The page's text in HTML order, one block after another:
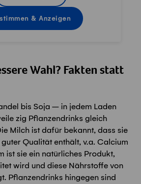
& Anzeigen
Wahl? Fakten statt
bis Soja – in jedem Laden
zig Pflanzendrinks gleich
Milch ist dafür bekannt, dass sie
Qualität enthält, v.a. Calcium
ist sie ein natürliches Produkt,
wird und diese Nährstoffe von
Pflanzendrinks hingegen sind